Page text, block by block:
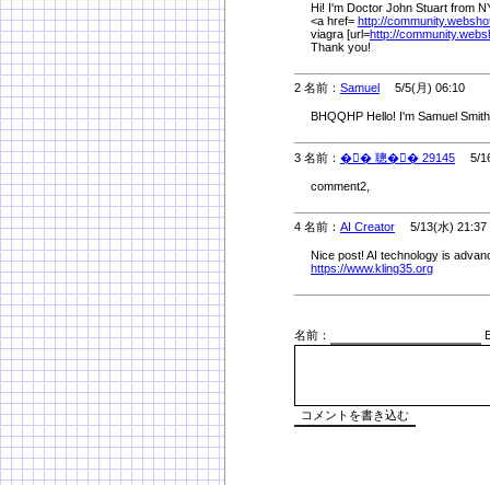
Hi! I'm Doctor John Stuart from
<a href= http://
viagra [url=http://
Thank you!
2 名前： Samuel 5/5(月) 06:10
BHQQHP Hello! I'm Samuel
3 名前： �� 聰�� 29145 5/
comment2,
4 名前： AI Creator 5/13(水) 21:37
Nice post! AI technology is
https://www.kling35.org
名前：